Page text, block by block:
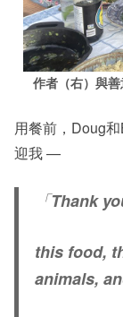
作者（右）與
用餐前，Doug
迎我 —
「Thank
this food,
animals,